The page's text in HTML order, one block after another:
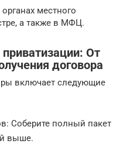
местного
а также в МФЦ.
От
договора
включает следующие
Соберите полный пакет
выше.